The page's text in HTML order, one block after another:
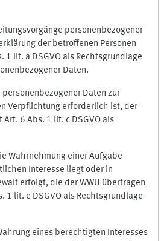
personenbezogener
der betroffenen Personen
1 lit. a DSGVO als Rechtsgrundlage
Daten.
Daten zur
Verpflichtung erforderlich ist, der
6 Abs. 1 lit. c DSGVO als
Wahrnehmung einer Aufgabe
Interesse liegt oder in
erfolgt, die der WWU übertragen
1 lit. e DSGVO als Rechtsgrundlage
eines berechtigten Interesses